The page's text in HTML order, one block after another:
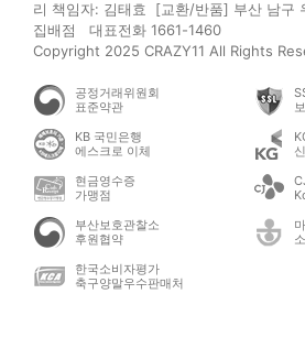
리 책임자: 김태효 [교환/반품] 부산 남구
집배점 대표전화 1661-1460
Copyright 2025 CRAZY11 All Rights
공정거래위원회
표준약관
KB 국민은행
에스크로 이체
현금영수증
가맹점
부산보호관찰소
후원협약
한국소비자평가
축구양말우수판매처